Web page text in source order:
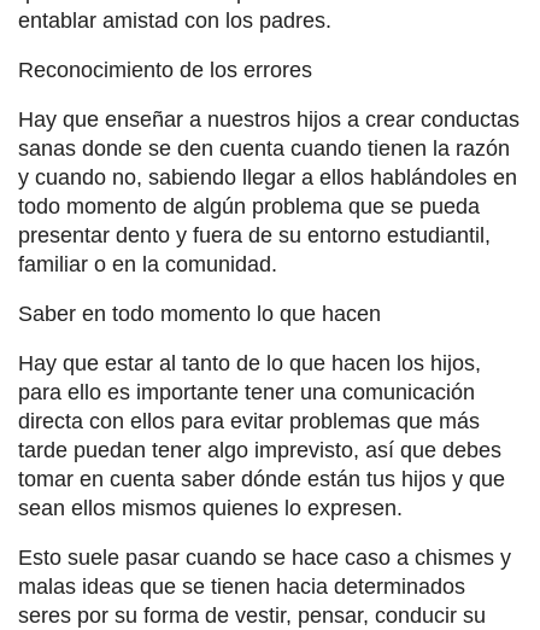
entablar amistad con los padres.
Reconocimiento de los errores
Hay que enseñar a nuestros hijos a crear conductas
sanas donde se den cuenta cuando tienen la razón
y cuando no, sabiendo llegar a ellos hablándoles en
todo momento de algún problema que se pueda
presentar dento y fuera de su entorno estudiantil,
familiar o en la comunidad.
Saber en todo momento lo que hacen
Hay que estar al tanto de lo que hacen los hijos,
para ello es importante tener una comunicación
directa con ellos para evitar problemas que más
tarde puedan tener algo imprevisto, así que debes
tomar en cuenta saber dónde están tus hijos y que
sean ellos mismos quienes lo expresen.
Esto suele pasar cuando se hace caso a chismes y
malas ideas que se tienen hacia determinados
seres por su forma de vestir, pensar, conducir su